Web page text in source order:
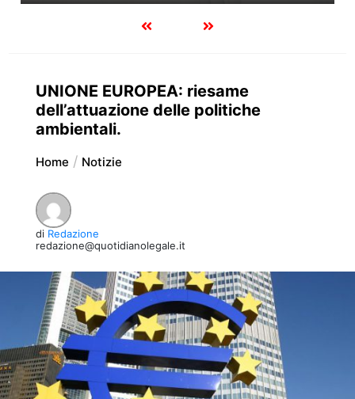
UNIONE EUROPEA: riesame
dell’attuazione delle politiche
ambientali.
Home Notizie
di Redazione
redazione@quotidianolegale.it